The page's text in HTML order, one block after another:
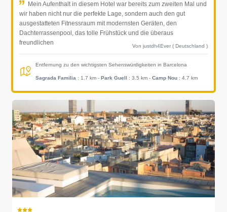
Mein Aufenthalt in diesem Hotel war bereits zum zweiten Mal und
wir haben nicht nur die perfekte Lage, sondern auch den gut
ausgestatteten Fitnessraum mit modernsten Geräten, den
Dachterrassenpool, das tolle Frühstück und die überaus
freundlichen
Von justdh4Ever ( Deutschland )
Entfernung zu den wichtigsten Sehenswürdigkeiten in Barcelona
Sagrada Familia : 1.7 km - Park Guell : 3.5 km - Camp Nou : 4.7 km